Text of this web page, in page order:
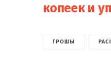
копеек и
ГРОШЫ